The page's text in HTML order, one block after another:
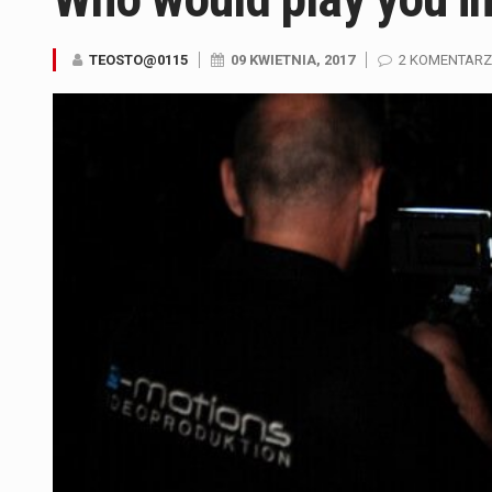
TEOSTO@0115 09 KWIETNIA, 2017 2